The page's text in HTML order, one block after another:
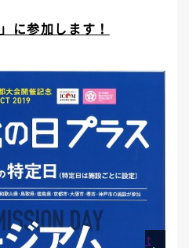
に参加します！
Next